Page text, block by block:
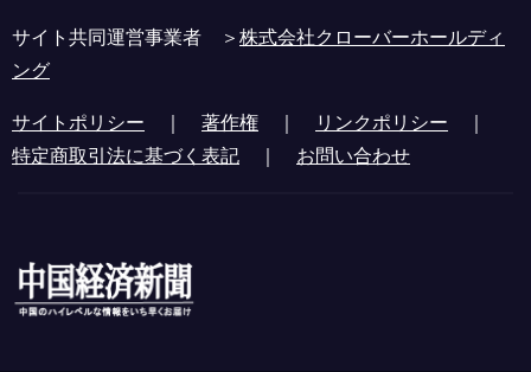
サイト共同運営事業者 ＞株式会社クローバーホールディ
ング
サイトポリシー ｜ 著作権 ｜ リンクポリシー ｜
特定商取引法に基づく表記 ｜ お問い合わせ